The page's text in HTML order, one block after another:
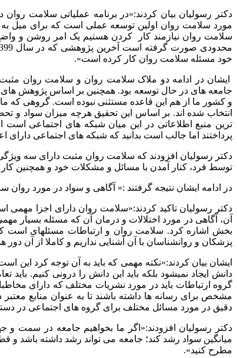
مورد سلامت روان اولین توسعه عملی است که برای میل
سلامت روان نیازمند کار کردن هستیم یک امر روشن و
خود مسئله سلامت روان کار کرده است».
ایشان در ادامه دو ملاک سلامت روان و سلامت روان مثبت
جامعه های در حال توسعه بود. همچنین بر اساس پژوهش های
و کشور ما از هم این قاعده مستثنی نبوده است. گروهی که
انتخاب شده اند. بر اساس این تحقیق هرچه میزان سواد و
ترین منبع اطلاعاتی در این میان شبکه های اجتماعی
پرداختند اما جالب است بدانید که شبکه های اجتماعی
دکتر رسولیان افزودند که سلامت روان مثبت دارای سه
توسط فرد، کنار آمدن با مسائل و مشکلات خود و همچنین
در ادامه ایشان نتیجه گرفتند :« آگاهی و سواد در مورد
دکتر رسولیان تاکید کردند:«سلامت روان دارای اجزا مهمی
آن، آگاهی در مورد اختلالات و درمان آن که مسئله
بخش اشاره کرد. سلامت روان و ارتباطات مسئله­ای است
پزشکان و روانشناسان با آن آشنایی نداریم و کاملا از آن
ایشان بیان کردند:«نکته مهمی که باید به آن توجه کرد این
دانش ایجاد نمی­شود بلکه باید این دانش را درونی کنیم.
گروه ارتباطات باید در مورد نشریات مختلف که دارای
مشخص برای رسانه ها داشته باشند تا به عنوان منابع معتبر
دقیق در مورد مسائل مختلف برای گروه های اجتماعی در
دکتر رسولیان افزودند:«اگر ما بخواهیم جامعه در سمت
میانگین سواد رشد کند؛ جامعه می تواند رشد داشته باشد و
مطرح کنید».